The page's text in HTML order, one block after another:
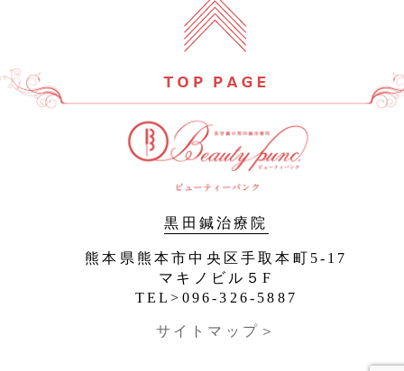
黒田鍼治療院
熊本県熊本市中央区手取本町5-17
マキノビル５F
TEL>096-326-5887
サイトマップ＞